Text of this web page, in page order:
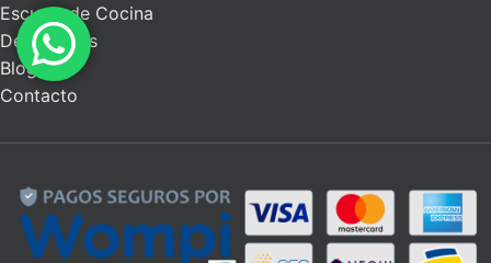
Escuela de Cocina
Descuentos
Blog
Contacto